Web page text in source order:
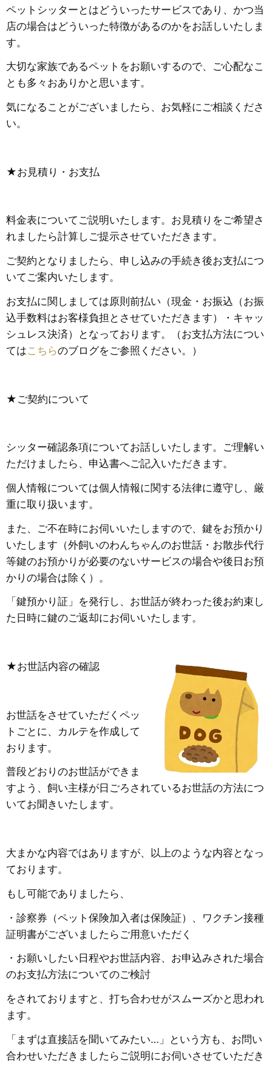
ペットシッターとはどういったサービスであり、かつ当
店の場合はどういった特徴があるのかをお話しいたしま
す。
大切な家族であるペットをお願いするので、ご心配なこ
とも多々おありかと思います。
気になることがございましたら、お気軽にご相談くださ
い。
★お見積り・お支払
料金表についてご説明いたします。お見積りをご希望さ
れましたら計算しご提示させていただきます。
ご契約となりましたら、申し込みの手続き後お支払につ
いてご案内いたします。
お支払に関しましては原則前払い（現金・お振込（お振
込手数料はお客様負担とさせていただきます）・キャッ
シュレス決済）となっております。（お支払方法につい
てはこちらのブログをご参照ください。）
★ご契約について
シッター確認条項についてお話しいたします。ご理解い
ただけましたら、申込書へご記入いただきます。
個人情報については個人情報に関する法律に遵守し、厳
重に取り扱います。
また、ご不在時にお伺いいたしますので、鍵をお預かり
いたします（外飼いのわんちゃんのお世話・お散歩代行
等鍵のお預かりが必要のないサービスの場合や後日お預
かりの場合は除く）。
「鍵預かり証」を発行し、お世話が終わった後お約束し
た日時に鍵のご返却にお伺いいたします。
★お世話内容の確認
お世話をさせていただくペッ
トごとに、カルテを作成して
おります。
普段どおりのお世話ができま
すよう、飼い主様が日ごろされているお世話の方法につ
いてお聞きいたします。
大まかな内容ではありますが、以上のような内容となっ
ております。
もし可能でありましたら、
・診察券（ペット保険加入者は保険証）、ワクチン接種
証明書がございましたらご用意いただく
・お願いしたい日程やお世話内容、お申込みされた場合
のお支払方法についてのご検討
をされておりますと、打ち合わせがスムーズかと思われ
ます。
「まずは直接話を聞いてみたい…」という方も、お問い
合わせいただきましたらご説明にお伺いさせていただき